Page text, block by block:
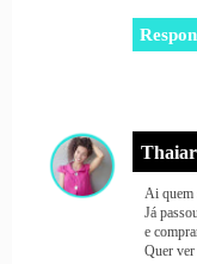
Ai quem
Já
e
Quer